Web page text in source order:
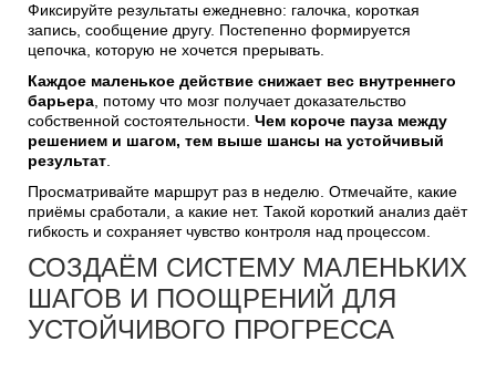
Фиксируйте результаты ежедневно: галочка, короткая
запись, сообщение другу. Постепенно формируется
цепочка, которую не хочется прерывать.
Каждое маленькое действие снижает вес внутреннего
барьера , потому что мозг получает доказательство
собственной состоятельности. Чем короче пауза между
решением и шагом, тем выше шансы на устойчивый
результат
Просматривайте маршрут раз в неделю. Отмечайте, какие
приёмы сработали, а какие нет. Такой короткий анализ даёт
гибкость и сохраняет чувство контроля над процессом.
СОЗДАЁМ СИСТЕМУ МАЛЕНЬКИХ
ШАГОВ И ПООЩРЕНИЙ ДЛЯ
УСТОЙЧИВОГО ПРОГРЕССА